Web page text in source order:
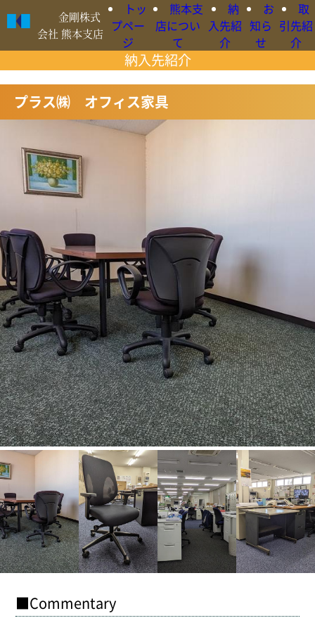
金剛株式
会社 熊本支店
○日本語
トッ
プペー
ジ
熊本支
店につい
て
納
入先紹
介
お
知ら
せ
取
引先紹
介
納入先紹介
プラス㈱ オフィス家具
■Commentary